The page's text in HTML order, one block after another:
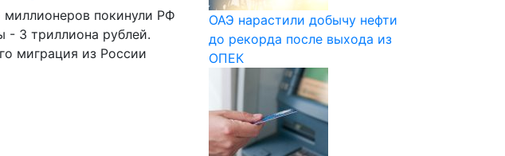
покинули РФ
- 3 триллиона рублей.
миграция из России
ОАЭ нарастили добычу нефти
до рекорда после выхода из
ОПЕК